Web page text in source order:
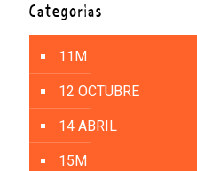
Categorías
11M
12 OCTUBRE
14 ABRIL
15M